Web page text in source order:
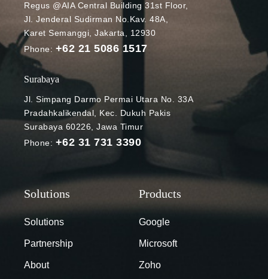
Regus @AIA Central Building 31st Floor,
Jl. Jenderal Sudirman No.Kav. 48A,
Karet Semanggi, Jakarta, 12930
Phone: +62 21 5086 1517
Surabaya
Jl. Simpang Darmo Permai Utara No. 33A
Pradahkalikendal, Kec. Dukuh Pakis
Surabaya 60226, Jawa Timur
Phone: +62 31 731 3390
Solutions
Partnership
About
Google
Microsoft
Zoho